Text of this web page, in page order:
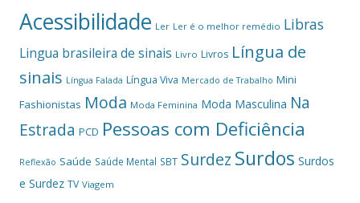
Acessibilidade Ler Ler é o melhor remédio Libras
Lingua brasileira de sinais Livro Livros Língua de
sinais Língua Falada Língua Viva Mercado de Trabalho Mini
Fashionistas Moda Moda Feminina Moda Masculina Na
Estrada PCD Pessoas com Deficiência
Reflexão Saúde Saúde Mental SBT Surdez Surdos Surdos
e Surdez TV Viagem